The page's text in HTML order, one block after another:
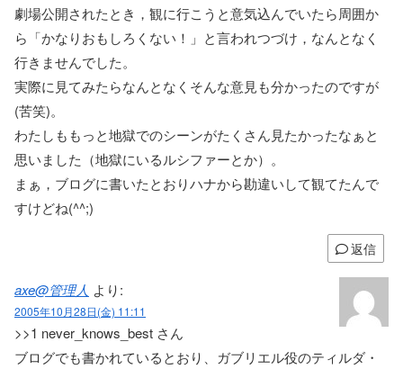
劇場公開されたとき，観に行こうと意気込んでいたら周囲か
ら「かなりおもしろくない！」と言われつづけ，なんとなく
行きませんでした。
実際に見てみたらなんとなくそんな意見も分かったのですが
(苦笑)。
わたしももっと地獄でのシーンがたくさん見たかったなぁと
思いました（地獄にいるルシファーとか）。
まぁ，ブログに書いたとおりハナから勘違いして観てたんで
すけどね(^^;)
返信
axe@管理人 より:
2005年10月28日(金) 11:11
>>1 never_knows_best さん
ブログでも書かれているとおり、ガブリエル役のティルダ・